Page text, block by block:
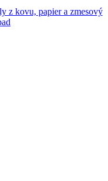
z kovu, papier a zmesový